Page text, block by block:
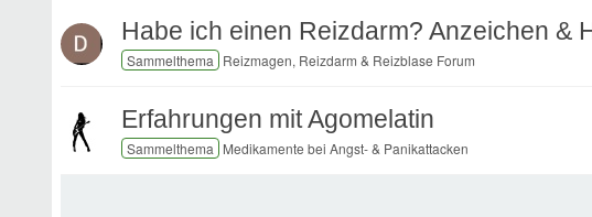
Habe ich einen Reizdarm? Anzeichen &
Reizmagen, Reizdarm & Reizblase Forum
Erfahrungen mit Agomelatin
Medikamente bei Angst- & Panikattacken